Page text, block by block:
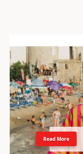
Read More